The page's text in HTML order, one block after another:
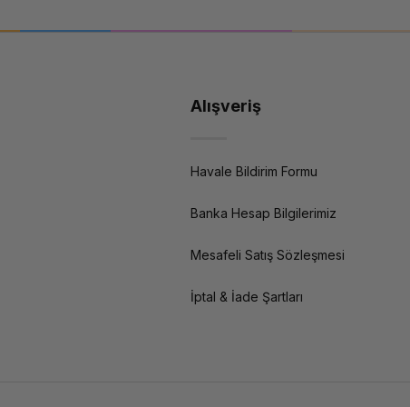
Alışveriş
Havale Bildirim Formu
Banka Hesap Bilgilerimiz
Mesafeli Satış Sözleşmesi
İptal & İade Şartları